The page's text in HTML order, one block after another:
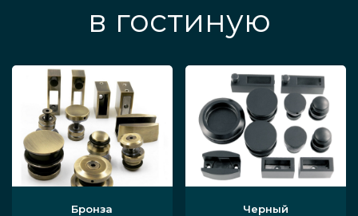
в гостиную
Бронза Черный